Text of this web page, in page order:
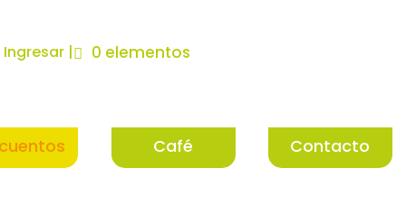
| 0 elementos
Café Contacto